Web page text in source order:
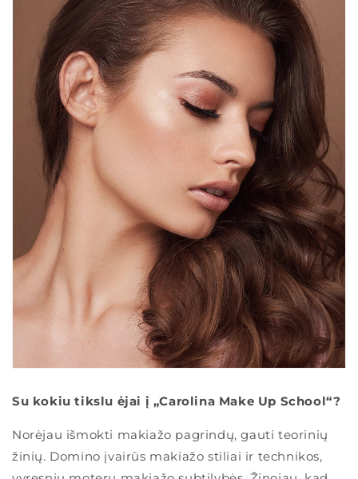
Su kokiu tikslu ėjai į „Carolina Make Up School“?
Norėjau išmokti makiažo pagrindų, gauti teorinių
žinių. Domino įvairūs makiažo stiliai ir technikos,